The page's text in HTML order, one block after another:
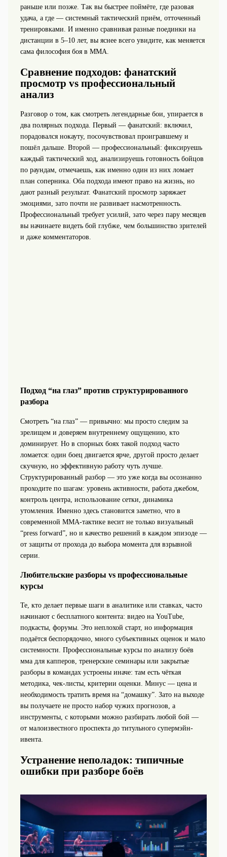
раньше или позже. Так вы быстрее поймёте, где разовая
удача, а где — системный тактический приём, отточенный
тренировками. И именно сравнивая разные поединки на
дистанции в 5–10 лет, вы яснее всего увидите, как меняется
сама философия боя в ММА.
Сравнение подходов: фанатский
просмотр vs профессиональный
анализ
Разговор о том, как смотреть легендарные бои, упирается в
два полярных подхода. Первый — фанатский: включил,
порадовался нокауту, посочувствовал проигравшему и
пошёл дальше. Второй — профессиональный: фиксируешь
каждый тактический ход, анализируешь готовность бойцов
по раундам, отмечаешь, как именно один из них ломает
план соперника. Оба подхода имеют право на жизнь, но
дают разный результат. Фанатский просмотр заряжает
эмоциями, зато почти не развивает насмотренность.
Профессиональный требует усилий, зато через пару месяцев
вы начинаете видеть бой глубже, чем большинство зрителей
и даже комментаторов.
Подход “на глаз” против структурированного
разбора
Смотреть “на глаз” — привычно: мы просто следим за
зрелищем и доверяем внутреннему ощущению, кто
доминирует. Но в спорных боях такой подход часто
ломается: один боец двигается ярче, другой просто делает
скучную, но эффективную работу чуть лучше.
Структурированный разбор — это уже когда вы осознанно
проходите по шагам: уровень активности, работа джебом,
контроль центра, использование сетки, динамика
утомления. Именно здесь становится заметно, что в
современной ММА-тактике весит не только визуальный
“press forward”, но и качество решений в каждом эпизоде —
от защиты от прохода до выбора момента для взрывной
серии.
Любительские разборы vs профессиональные
курсы
Те, кто делает первые шаги в аналитике или ставках, часто
начинают с бесплатного контента: видео на YouTube,
подкасты, форумы. Это неплохой старт, но информация
подаётся беспорядочно, много субъективных оценок и мало
системности. Профессиональные курсы по анализу боёв
мма для капперов, тренерские семинары или закрытые
разборы в командах устроены иначе: там есть чёткая
методика, чек-листы, критерии оценки. Минус — цена и
необходимость тратить время на “домашку”. Зато на выходе
вы получаете не просто набор чужих прогнозов, а
инструменты, с которыми можно разбирать любой бой —
от малоизвестного проспекта до титульного супермэйн-
ивента.
Устранение неполадок: типичные
ошибки при разборе боёв